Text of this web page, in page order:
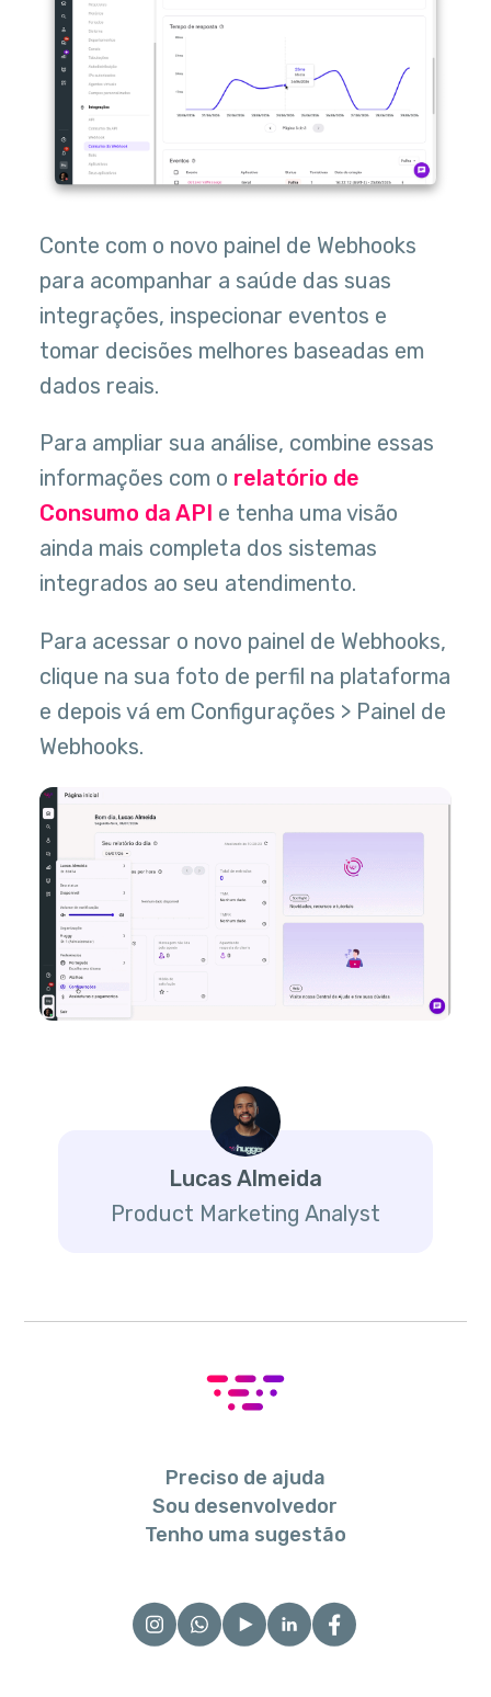
Conte com o novo painel de Webhooks
para acompanhar a saúde das suas
integrações, inspecionar eventos e
tomar decisões melhores baseadas em
dados reais.
Para ampliar sua análise, combine essas
informações com o relatório de
Consumo da API e tenha uma visão
ainda mais completa dos sistemas
integrados ao seu atendimento.
Para acessar o novo painel de Webhooks,
clique na sua foto de perfil na plataforma
e depois vá em Configurações > Painel de
Webhooks.
Lucas Almeida
Product Marketing Analyst
Preciso de ajuda
Sou desenvolvedor
Tenho uma sugestão